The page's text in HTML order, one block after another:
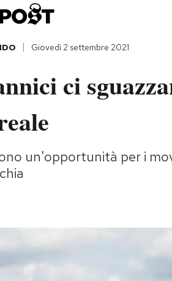
Giovedì 2 settembre 2021
ci
un'opportunità per i